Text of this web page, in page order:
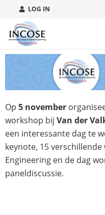
LOG IN
Op 5 november
workshop bij Van der
een interessante dag te
keynote, 15
Engineering en de dag
paneldiscussie.